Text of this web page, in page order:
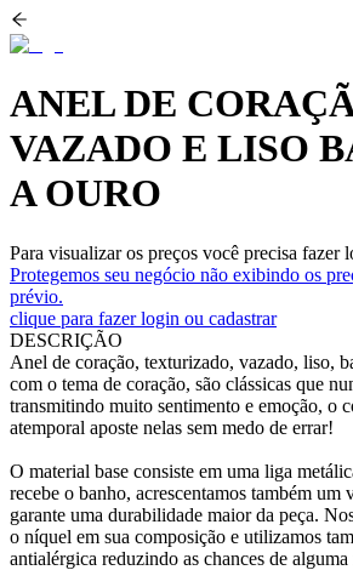
ANEL DE
VAZADO E LISO
A OURO
Para visualizar os preços você precisa fazer
Protegemos seu negócio não exibindo os
prévio.
clique para fazer login ou cadastrar
DESCRIÇÃO
Anel de coração, texturizado, vazado, liso,
com o tema de coração, são clássicas que
transmitindo muito sentimento e emoção, o
atemporal aposte nelas sem medo de errar!
O material base consiste em uma liga
recebe o banho, acrescentamos também um
garante uma durabilidade maior da peça.
o níquel em sua composição e utilizamos
antialérgica reduzindo as chances de alguma